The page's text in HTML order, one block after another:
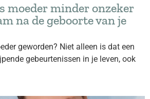
moeder minder onzeker
na de geboorte van je
geworden? Niet alleen is dat een
gebeurtenissen in je leven, ook